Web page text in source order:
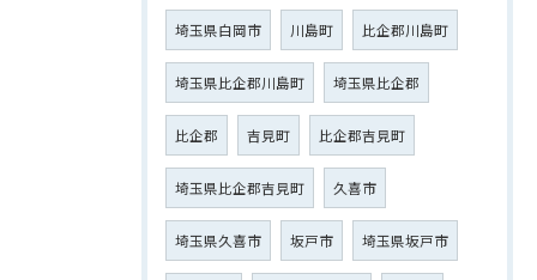
埼玉県白岡市 川島町 比企郡川島町
埼玉県比企郡川島町 埼玉県比企郡
比企郡 吉見町 比企郡吉見町
埼玉県比企郡吉見町 久喜市
埼玉県久喜市 坂戸市 埼玉県坂戸市